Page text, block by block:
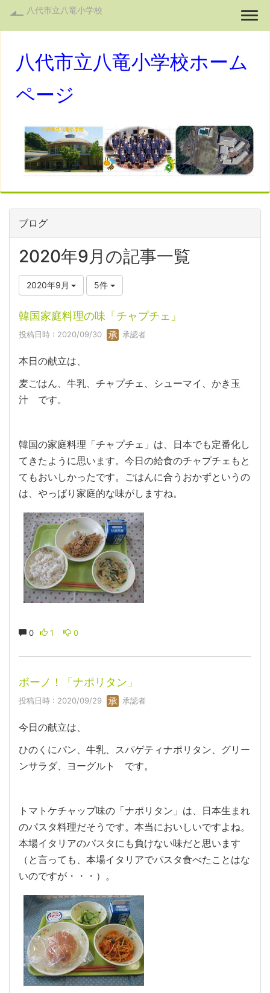
八代市立八竜小学校
八代市立八竜小学校ホーム
ページ
ブログ
2020年9月の記事一覧
2020年9月 5件
韓国家庭料理の味「チャプチェ」
投稿日時 : 2020/09/30 承認者
本日の献立は、
麦ごはん、牛乳、チャプチェ、シューマイ、かき玉
汁 です。
韓国の家庭料理「チャプチェ」は、日本でも定番化し
てきたように思います。今日の給食のチャプチェもと
てもおいしかったです。ごはんに合うおかずというの
は、やっぱり家庭的な味がしますね。
0 1 0
ボーノ！「ナポリタン」
投稿日時 : 2020/09/29 承認者
今日の献立は、
ひのくにパン、牛乳、スパゲティナポリタン、グリー
ンサラダ、ヨーグルト です。
トマトケチャップ味の「ナポリタン」は、日本生まれ
のパスタ料理だそうです。本当においしいですよね。
本場イタリアのパスタにも負けない味だと思います
（と言っても、本場イタリアでパスタ食べたことはな
いのですが・・・）。